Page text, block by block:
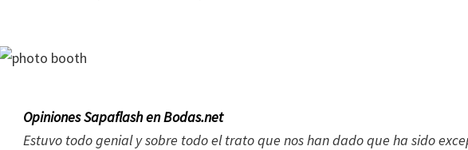
Opiniones Sapaflash en Bodas.net
Estuvo todo genial y sobre todo el trato que nos han dado que ha sido